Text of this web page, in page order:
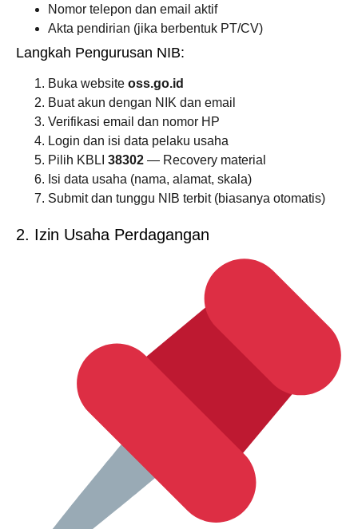
Nomor telepon dan email aktif
Akta pendirian (jika berbentuk PT/CV)
Langkah Pengurusan NIB:
Buka website oss.go.id
Buat akun dengan NIK dan email
Verifikasi email dan nomor HP
Login dan isi data pelaku usaha
Pilih KBLI 38302 — Recovery material
Isi data usaha (nama, alamat, skala)
Submit dan tunggu NIB terbit (biasanya otomatis)
2. Izin Usaha Perdagangan